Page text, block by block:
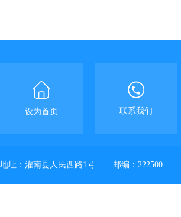
设为首页 联系我们
地址：灌南县人民西路1号 邮编：222500